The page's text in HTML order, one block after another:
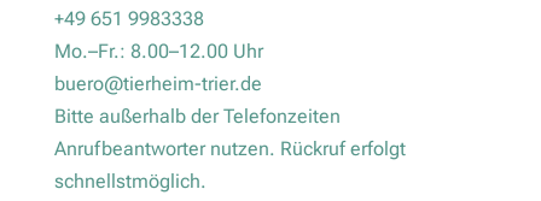
+49 651 9983338
Mo.–Fr.: 8.00–12.00 Uhr
buero@tierheim-trier.de
Bitte außerhalb der Telefonzeiten
Anrufbeantworter nutzen. Rückruf erfolgt
schnellstmöglich.